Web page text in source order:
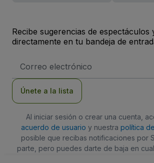
Recibe sugerencias de espectáculos
directamente en tu bandeja de
de
Únete a la lista
Al iniciar sesión o crear una cuenta,
acuerdo de usuario y nuestra política
posible que recibas notificaciones por
parte, pero puedes darte de baja en